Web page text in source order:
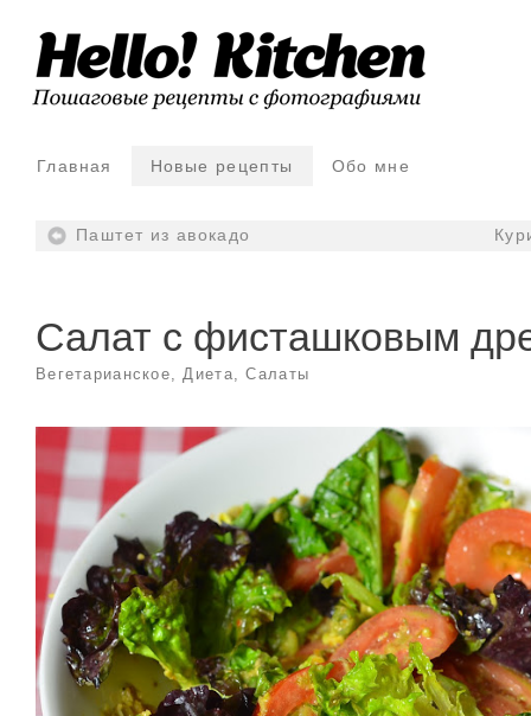
Главная Новые рецепты Обо мне
Паштет из авокадо
Салат с фисташковым
Вегетарианское,Диета,Салаты